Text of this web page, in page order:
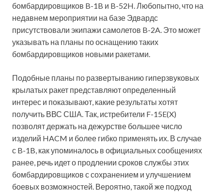
бомбардировщиков B-1B и B-52H. Любопытно, что на
недавнем мероприятии на базе Эдвардс
присутствовали экипажи самолетов B-2A. Это может
указывать на планы по оснащению таких
бомбардировщиков новыми ракетами.
Подобные планы по развертыванию гиперзвуковых
крылатых ракет представляют определенный
интерес и показывают, какие результаты хотят
получить ВВС США. Так, истребители F-15E(X)
позволят держать на дежурстве большее число
изделий HACM и более гибко применять их. В случае
с B-1B, как упоминалось в официальных сообщениях
ранее, речь идет о продлении сроков службы этих
бомбардировщиков с сохранением и улучшением
боевых возможностей. Вероятно, такой же подход